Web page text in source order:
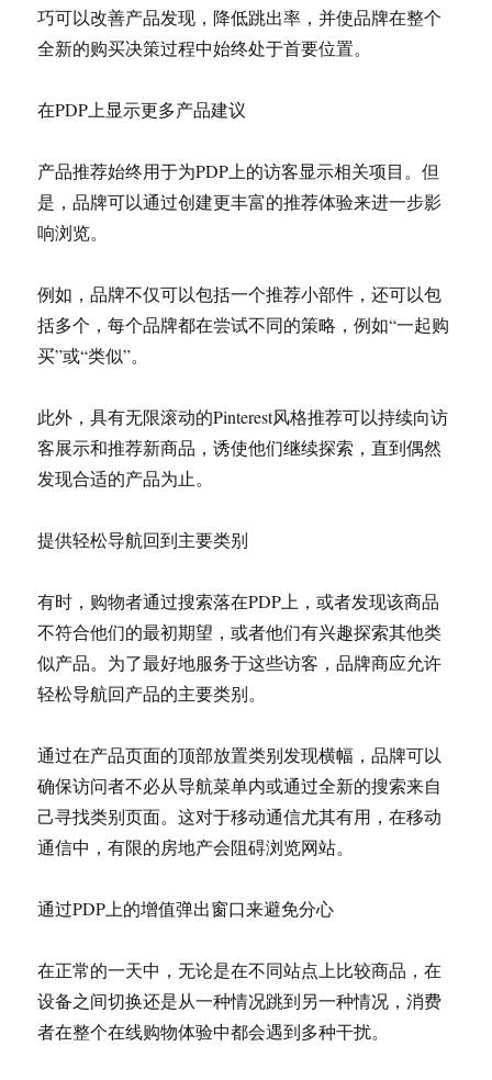
巧可以改善产品发现，降低跳出率，并使品牌在整个
全新的购买决策过程中始终处于首要位置。
在PDP上显示更多产品建议
产品推荐始终用于为PDP上的访客显示相关项目。但
是，品牌可以通过创建更丰富的推荐体验来进一步影
响浏览。
例如，品牌不仅可以包括一个推荐小部件，还可以包
括多个，每个品牌都在尝试不同的策略，例如“一起购
买”或“类似”。
此外，具有无限滚动的Pinterest风格推荐可以持续向访
客展示和推荐新商品，诱使他们继续探索，直到偶然
发现合适的产品为止。
提供轻松导航回到主要类别
有时，购物者通过搜索落在PDP上，或者发现该商品
不符合他们的最初期望，或者他们有兴趣探索其他类
似产品。为了最好地服务于这些访客，品牌商应允许
轻松导航回产品的主要类别。
通过在产品页面的顶部放置类别发现横幅，品牌可以
确保访问者不必从导航菜单内或通过全新的搜索来自
己寻找类别页面。这对于移动通信尤其有用，在移动
通信中，有限的房地产会阻碍浏览网站。
通过PDP上的增值弹出窗口来避免分心
在正常的一天中，无论是在不同站点上比较商品，在
设备之间切换还是从一种情况跳到另一种情况，消费
者在整个在线购物体验中都会遇到多种干扰。